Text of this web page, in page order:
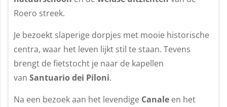
Roero streek.
Je bezoekt slaperige dorpjes met mooie historische
centra, waar het leven lijkt stil te staan. Tevens
brengt de fietstocht je naar de kapellen
van Santuario dei Piloni.
Na een bezoek aan het levendige Canale en het